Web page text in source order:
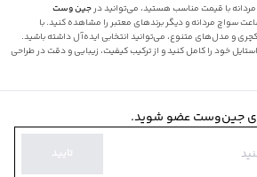
با قیمت مناسب هستید، می‌توانید درجین وست
سواچ مردانه و دیگر برندهای معتبر را مشاهده کنید. با
و مدل‌های متنوع، می‌توانید انتخابی ایده‌آل داشته باشید.
خود را کامل کنید و از ترکیب کیفیت، زیبایی و دقت در طراحی
جین‌وست عضو شوید.
تایید